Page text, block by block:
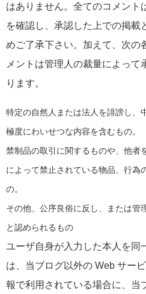
はありません。全てのコメント
を確認し、承認した上での掲載
めご了承下さい。加えて、次の
メントは管理人の裁量によって
ります。
特定の自然人または法人を誹謗し、
極度にわいせつな内容を含むもの。
禁制品の取引に関するものや、他者
によって禁止されている物品、行為
の。
その他、公序良俗に反し、または管
と認められるもの
ユーザ自身が入力した本人を同
は、当ブログ以外の Web サー
報で利用されている場合に、当